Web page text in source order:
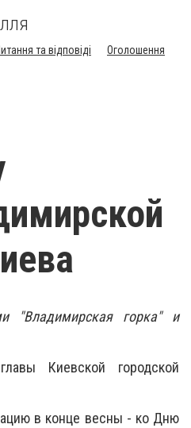
та відповіді
Оголошення
"Владимирская горка" и
Киевской городской
в конце весны - ко Дню